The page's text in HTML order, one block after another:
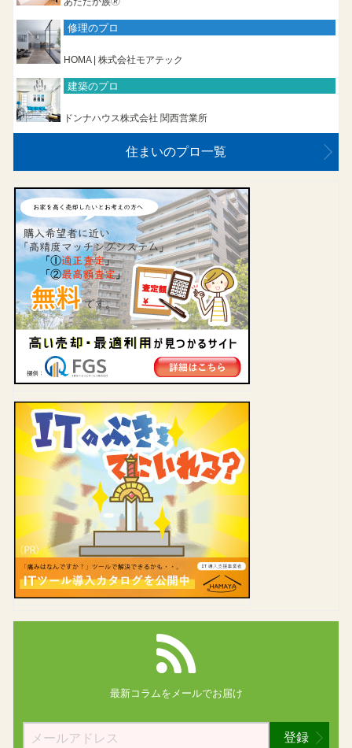
修理のプロ
HOMA | 株式会社モアテック
建築のプロ
ドンナハウス株式会社 関西営業所
住まいのプロ一覧
最新コラムを メールでお届け
登録